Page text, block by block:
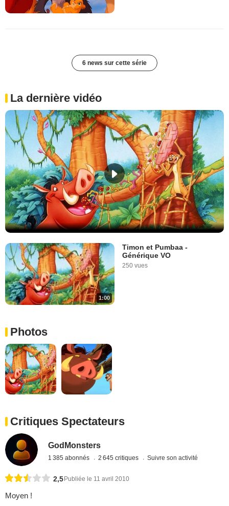
6 news sur cette série
La dernière vidéo
1:00
Timon et Pumbaa -
Générique VO
250 vues
Photos
Critiques Spectateurs
GodMonsters
1 385 abonnés 2 645 critiques Suivre son activité
2,5 Publiée le 11 avril 2010
Moyen !